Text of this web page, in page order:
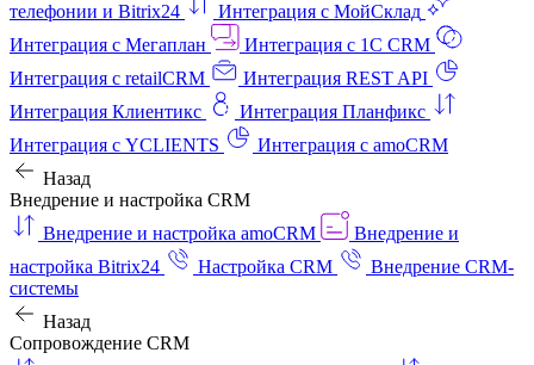
телефонии и Bitrix24
Интеграция с МойСклад
Интеграция с Мегаплан
Интеграция с 1C CRM
Интеграция с retailCRM
Интеграция REST API
Интеграция Клиентикс
Интеграция Планфикс
Интеграция с YCLIENTS
Интеграция с amoCRM
Назад
Внедрение и настройка CRM
Внедрение и настройка amoCRM
Внедрение и
настройка Bitrix24
Настройка CRM
Внедрение CRM-
системы
Назад
Сопровождение CRM